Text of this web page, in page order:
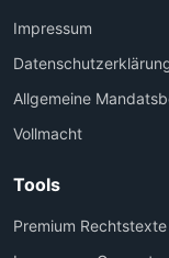
Impressum
Allgemeine
Vollmacht
Tools
Premium Rechtstexte